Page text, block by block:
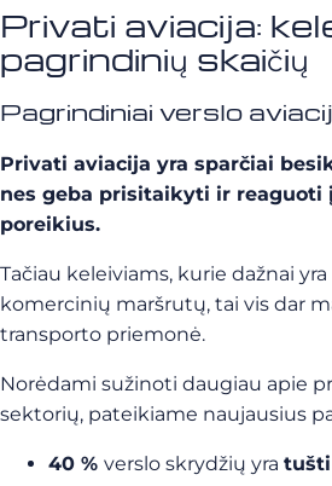
Privati aviacija:
pagrindinių skaičių
Pagrindiniai verslo
Privati aviacija yra sparčiai
nes geba prisitaikyti ir reaguoti
poreikius.
Tačiau keleiviams, kurie dažnai
komercinių maršrutų, tai vis dar
transporto priemonė.
Norėdami sužinoti daugiau apie
sektorių, pateikiame naujausius
40 % verslo skrydžių yra